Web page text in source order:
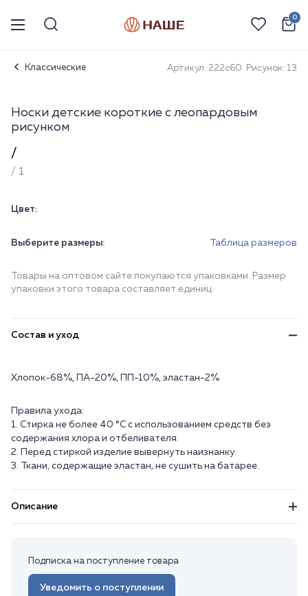
0
Классические Артикул: 222с60. Рисунок: 13
Носки детские короткие с леопардовым
рисунком
/
/ 1
Цвет:
Выберите размеры: Таблица размеров
Товары на оптовом сайте покупаются упаковками. Размер
упаковки этого товара составляет единиц
Состав и уход
Хлопок-68%, ПА-20%, ПП-10%, эластан-2%
Правила ухода:
1. Стирка не более 40 °C с использованием средств без
содержания хлора и отбеливателя.
2. Перед стиркой изделие вывернуть наизнанку.
3. Ткани, содержащие эластан, не сушить на батарее.
Описание
Подписка на поступление товара
Уведомить о поступлении